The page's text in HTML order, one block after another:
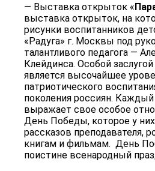
— Выставка открыток «
выставка открыток, на
рисунки воспитанников
«Радуга» г. Москвы под
талантливого педагога —
Клейдинса. Особой
является высочайшее
патриотического
поколения россиян.
выражает свое особое
День Победы, которое у
рассказов преподавателя,
книгам и фильмам.​ ​ День
поистине всенародный